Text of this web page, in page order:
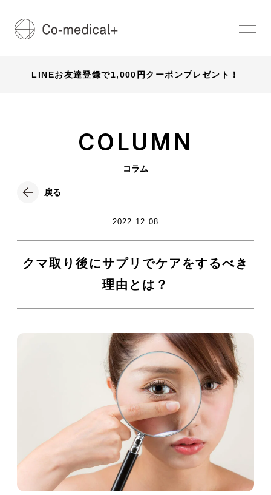
LINEお友達登録で1,000円クーポンプレゼント！
COLUMN
コラム
戻る
2022.12.08
クマ取り後にサプリでケアをするべき
理由とは？